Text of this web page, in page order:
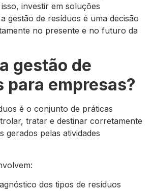
investir em soluções
gestão de resíduos é uma decisão
no presente e no futuro da
gestão de
para empresas?
é o conjunto de práticas
tratar e destinar corretamente
gerados pelas atividades
dos tipos de resíduos